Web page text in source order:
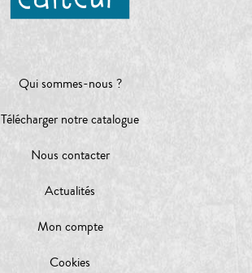
Qui sommes-nous ?
Télécharger notre catalogue
Nous contacter
Actualités
Mon compte
Cookies